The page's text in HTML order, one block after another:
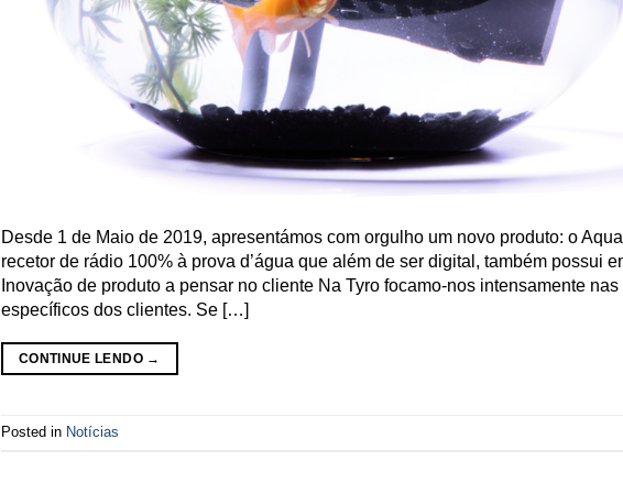
Desde 1 de Maio de 2019, apresentámos com orgulho um novo produto: o
recetor de rádio 100% à prova d’água que além de ser digital, também possui
Inovação de produto a pensar no cliente Na Tyro focamo-nos intensamente
específicos dos clientes. Se […]
CONTINUE LENDO →
Posted in Notícias